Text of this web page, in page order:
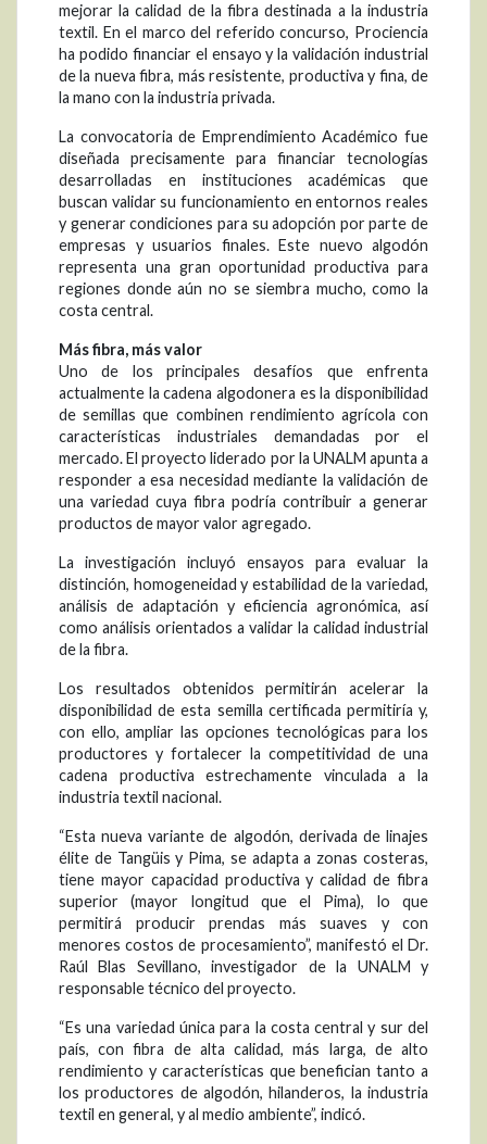
mejorar la calidad de la fibra destinada a la industria
textil. En el marco del referido concurso, Prociencia
ha podido financiar el ensayo y la validación industrial
de la nueva fibra, más resistente, productiva y fina, de
la mano con la industria privada.
La convocatoria de Emprendimiento Académico fue
diseñada precisamente para financiar tecnologías
desarrolladas en instituciones académicas que
buscan validar su funcionamiento en entornos reales
y generar condiciones para su adopción por parte de
empresas y usuarios finales. Este nuevo algodón
representa una gran oportunidad productiva para
regiones donde aún no se siembra mucho, como la
costa central.
Más fibra, más valor
Uno de los principales desafíos que enfrenta
actualmente la cadena algodonera es la disponibilidad
de semillas que combinen rendimiento agrícola con
características industriales demandadas por el
mercado. El proyecto liderado por la UNALM apunta a
responder a esa necesidad mediante la validación de
una variedad cuya fibra podría contribuir a generar
productos de mayor valor agregado.
La investigación incluyó ensayos para evaluar la
distinción, homogeneidad y estabilidad de la variedad,
análisis de adaptación y eficiencia agronómica, así
como análisis orientados a validar la calidad industrial
de la fibra.
Los resultados obtenidos permitirán acelerar la
disponibilidad de esta semilla certificada permitiría y,
con ello, ampliar las opciones tecnológicas para los
productores y fortalecer la competitividad de una
cadena productiva estrechamente vinculada a la
industria textil nacional.
“Esta nueva variante de algodón, derivada de linajes
élite de Tangüis y Pima, se adapta a zonas costeras,
tiene mayor capacidad productiva y calidad de fibra
superior (mayor longitud que el Pima), lo que
permitirá producir prendas más suaves y con
menores costos de procesamiento”, manifestó el Dr.
Raúl Blas Sevillano, investigador de la UNALM y
responsable técnico del proyecto.
“Es una variedad única para la costa central y sur del
país, con fibra de alta calidad, más larga, de alto
rendimiento y características que benefician tanto a
los productores de algodón, hilanderos, la industria
textil en general, y al medio ambiente”, indicó.